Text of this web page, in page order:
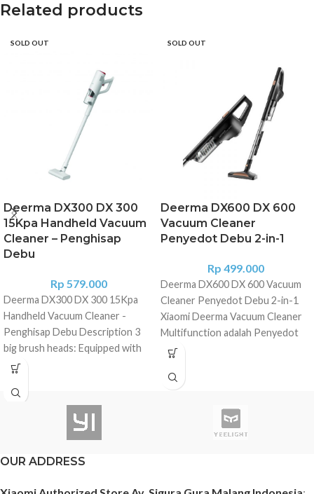
Related products
SOLD OUT
Deerma DX300 DX 300
15Kpa Handheld Vacuum
Cleaner – Penghisap
Debu
Rp 579.000
Deerma DX300 DX 300 15Kpa
Handheld Vacuum Cleaner -
Penghisap Debu Description 3
big brush heads: Equipped with
floor brush, hair brush and flat
the whole house cleaning needs
60? labor-saving handle: Reduces
the weight-bearing feeling when
can be easily controlled by
SOLD OUT
Deerma DX600 DX 600
Vacuum Cleaner
Penyedot Debu 2-in-1
Rp 499.000
Deerma DX600 DX 600 Vacuum
Cleaner Penyedot Debu 2-in-1
Xiaomi Deerma Vacuum Cleaner
Multifunction adalah Penyedot
debu dengan kualitas hisap yang
dapat diganti-ganti sesuai dengan
pada vacuum cleaner ini membuat
kotoran dapat tersaring dengan
OUR ADDRESS